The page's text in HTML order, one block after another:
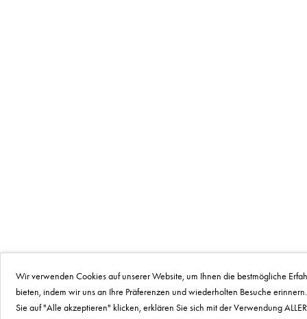
Wir verwenden Cookies auf unserer Website, um Ihnen die bestmögliche
bieten, indem wir uns an Ihre Präferenzen und wiederholten Besuche
Sie auf "Alle akzeptieren" klicken, erklären Sie sich mit der Verwendung